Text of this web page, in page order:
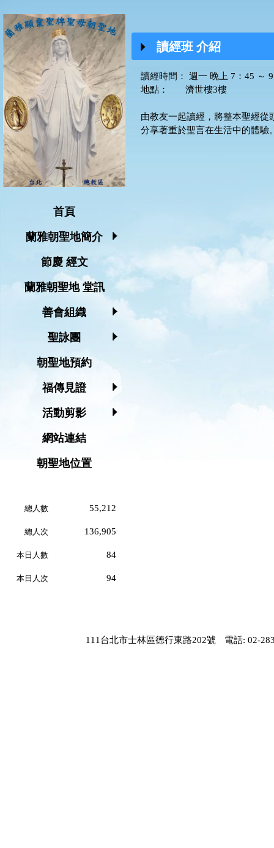
首頁
蘭雅朝聖地簡介
節慶 經文
蘭雅朝聖地 堂訊
善會組織
聖詠團
朝聖地預約
福傳見證
活動剪影
網站連結
朝聖地位置
總人數 55,212
總人次 136,905
本日人數 84
本日人次 94
讀經班 介紹
讀經時間： 週一 晚上 7：45 ～
地點： 濟世樓3樓
由教友一起讀經，將整本聖經從
分享著重於聖言在生活中的體驗
111台北市士林區德行東路202號 電話: 02-